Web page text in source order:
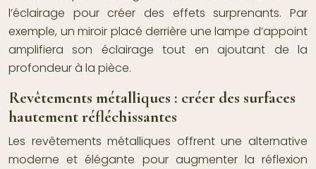
l’éclairage pour créer des effets surprenants. Par
exemple, un miroir placé derrière une lampe d’appoint
amplifiera son éclairage tout en ajoutant de la
profondeur à la pièce.
Revêtements métalliques : créer des surfaces
hautement réfléchissantes
Les revêtements métalliques offrent une alternative
moderne et élégante pour augmenter la réflexion